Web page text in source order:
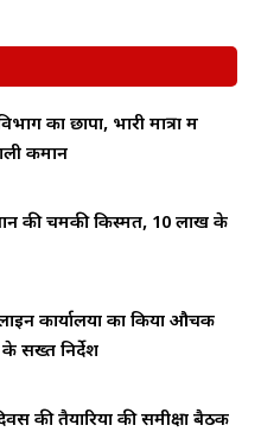
का छापा, भारी मात्रा में
कमान
की चमकी किस्मत, 10 लाख के
कार्यालयों का किया औचक
सख्त निर्देश
की तैयारियों की समीक्षा बैठक